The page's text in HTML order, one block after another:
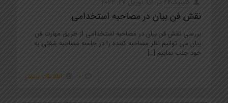
نقش فن بیان در مصاحبه استخدامی
بررسی نقش فن بیان در مصاحبه استخدامی از طریق مهارت فن
بیان می توانیم نظر مصاحبه کننده را در جلسه مصاحبه شغلی به
خود جلب نماییم […]
0 اطلاعات بیشتر